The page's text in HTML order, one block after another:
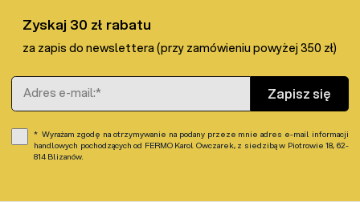
Zyskaj 30 zł rabatu
za zapis do newslettera (przy zamówieniu powyżej 350 zł)
Adres e-mail
Zapisz się
Wyrażam zgodę na otrzymywanie na podany przeze mnie adres e-mail informacji
handlowych pochodzących od FERMO Karol Owczarek, z siedzibą w Piotrowie 18, 62-
814 Blizanów.